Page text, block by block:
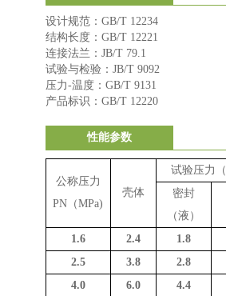
设计规范：GB/T 12234
结构长度：GB/T 12221
连接法兰：JB/T 79.1
试验与检验：JB/T 9092
压力-温度：GB/T 9131
产品标识：GB/T 12220
性能参数
公称压力
PN （MPa)
壳体
试验压力（
密封
（液）
1.6
2.4 1.8
2.5
3.8 2.8
4.0
6.0 4.4